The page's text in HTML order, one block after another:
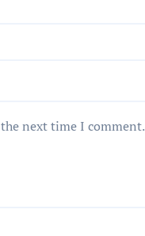
next time I comment.